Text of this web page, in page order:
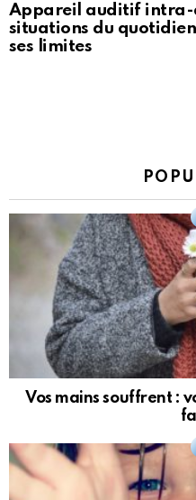
Appareil auditif intra-
situations du
ses limites
Vos mains souffrent :